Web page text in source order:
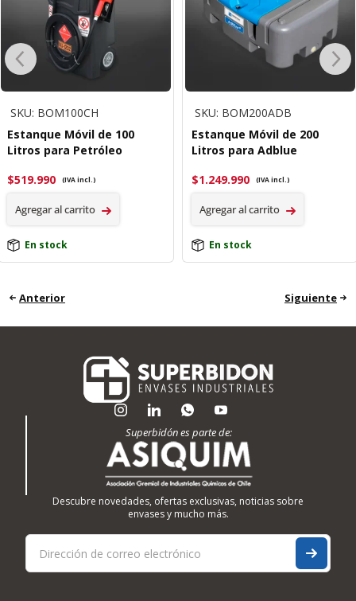
SKU: BOM100CH
Estanque Móvil de 100
Litros para Petróleo
$519.990 (IVA incl.)
Agregar al carrito
En stock
SKU: BOM200ADB
Estanque Móvil de 200
Litros para Adblue
$1.249.990 (IVA incl.)
Agregar al carrito
En stock
Anterior Siguiente
Superbidón es parte de:
Descubre novedades, ofertas exclusivas, noticias sobre
envases y mucho más.